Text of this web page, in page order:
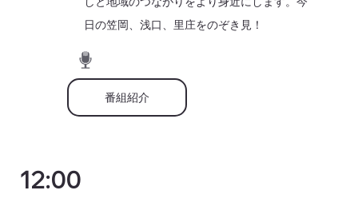
日の笠岡、浅口、里庄をのぞき見！
番組紹介
12:00